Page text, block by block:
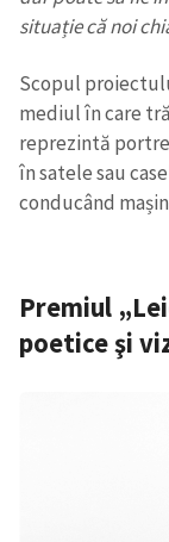
situație că noi
Scopul
mediul în care
reprezintă
în satele sau
conducând
Premiul
poetice şi